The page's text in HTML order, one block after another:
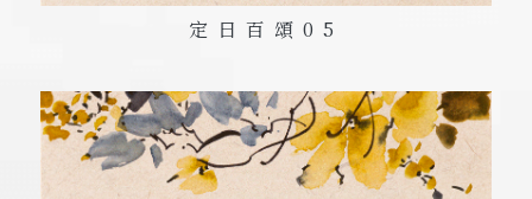
定日百頌 05